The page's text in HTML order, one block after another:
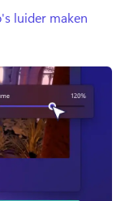
luider maken